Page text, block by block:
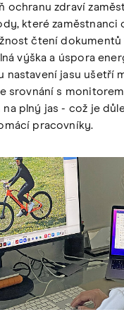
ochranu zdraví
které zaměstnanci
čtení dokumentů
výška a úspora
nastavení jasu ušetří
srovnání s
plný jas - což je
pracovníky.